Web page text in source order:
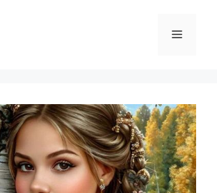
Menu